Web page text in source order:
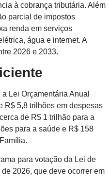
à cobrança tributária. Além
parcial de impostos
renda em serviços
água e internet. A
2026 e 2033.
Lei Orçamentária Anual
R$ 5,8 trilhões em despesas
de R$ 1 trilhão para a
para a saúde e R$ 158
para votação da Lei de
2026, que deve ocorrer em